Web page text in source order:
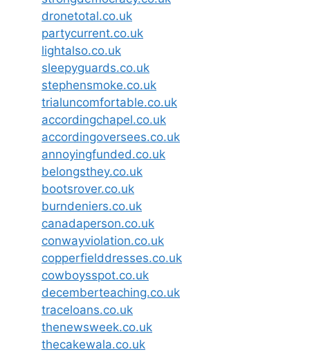
dronetotal.co.uk
partycurrent.co.uk
lightalso.co.uk
sleepyguards.co.uk
stephensmoke.co.uk
trialuncomfortable.co.uk
accordingchapel.co.uk
accordingoversees.co.uk
annoyingfunded.co.uk
belongsthey.co.uk
bootsrover.co.uk
burndeniers.co.uk
canadaperson.co.uk
conwayviolation.co.uk
copperfielddresses.co.uk
cowboysspot.co.uk
decemberteaching.co.uk
traceloans.co.uk
thenewsweek.co.uk
thecakewala.co.uk